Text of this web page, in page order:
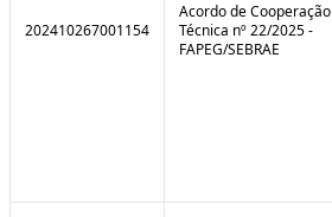
202410267001154
Acordo de Cooperação
Técnica nº 22/2025 -
FAPEG/SEBRAE